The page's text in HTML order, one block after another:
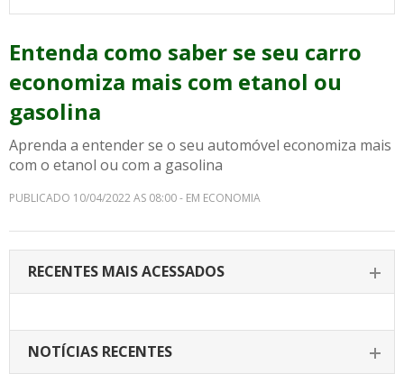
Entenda como saber se seu carro
economiza mais com etanol ou
gasolina
Aprenda a entender se o seu automóvel economiza mais
com o etanol ou com a gasolina
PUBLICADO 10/04/2022 AS 08:00 - EM ECONOMIA
RECENTES MAIS ACESSADOS
NOTÍCIAS RECENTES